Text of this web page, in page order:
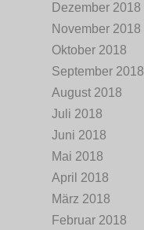
Dezember 2018
November 2018
Oktober 2018
September 2018
August 2018
Juli 2018
Juni 2018
Mai 2018
April 2018
März 2018
Februar 2018